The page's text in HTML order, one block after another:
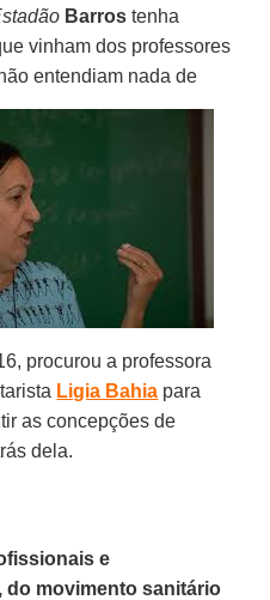
Barros tenha
vinham dos professores
entendiam nada de
procurou a professora
Ligia Bahia para
as concepções de
dela.
e
do movimento sanitário